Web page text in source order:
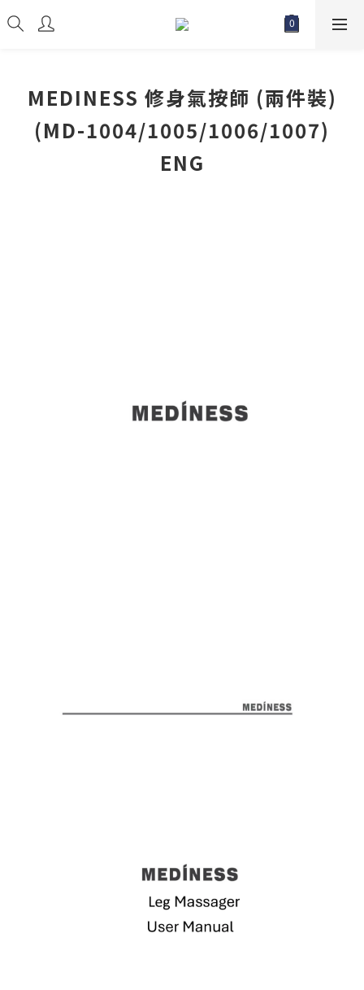
MEDINESS 修身氣按師 (兩件裝)
(MD-1004/1005/1006/1007)
ENG